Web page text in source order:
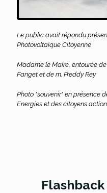
Le public avait répondu
Photovoltaïque Citoyenne
Madame le Maire, entourée
Fanget et de m. Freddy Rey
Photo "souvenir" en présence
Energies et des citoyens